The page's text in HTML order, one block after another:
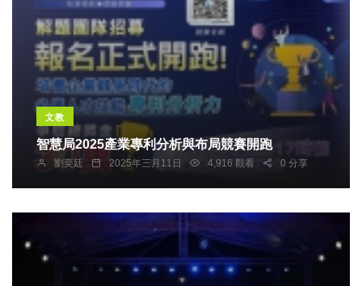
文教
智慧局2025產業專利分析與布局競賽開跑
劉奕廷 2025年三月11日 4,916 觀看 0 分享